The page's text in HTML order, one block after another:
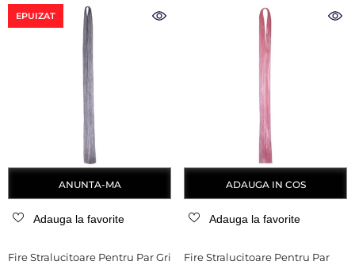
EPUIZAT
ANUNTA-MA
Adauga la favorite
Fire Stralucitoare Pentru Par Gri
ADAUGA IN COS
Adauga la favorite
Fire Stralucitoare Pentru Par